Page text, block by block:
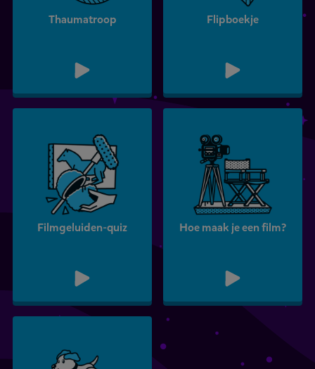
Thaumatroop Flipboekje
Filmgeluiden-quiz Hoe maak je een film?